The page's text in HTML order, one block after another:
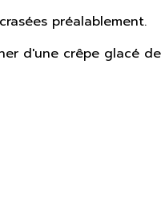
préalablement.
d'une crêpe glacé de